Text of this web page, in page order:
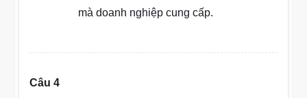
mà doanh nghiệp cung cấp.
Câu 4